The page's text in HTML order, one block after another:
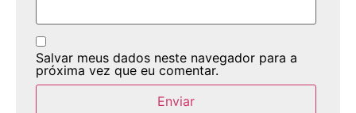
Salvar meus dados neste navegador para a
próxima vez que eu comentar.